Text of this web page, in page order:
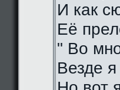
И как
Её
" Во
Везде